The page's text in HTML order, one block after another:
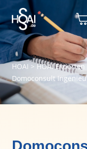
HOAI > HOAI Experten
Domoconsult